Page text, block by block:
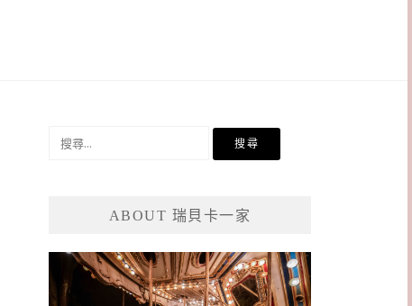
ABOUT 瑞貝卡一家